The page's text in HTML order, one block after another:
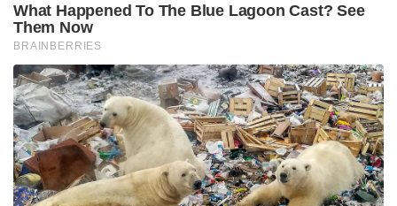
What Happened To The Blue Lagoon Cast? See
Them Now
BRAINBERRIES